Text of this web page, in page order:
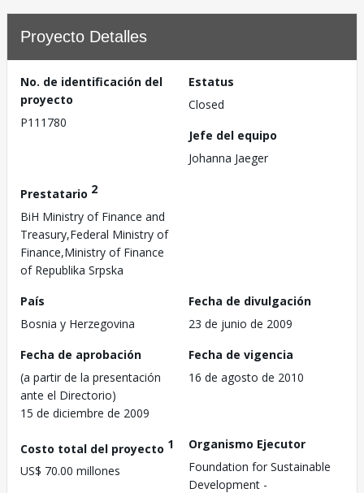
Proyecto Detalles
No. de identificación del
proyecto
P111780
Estatus
Closed
Jefe del equipo
Johanna Jaeger
Prestatario 2
BiH Ministry of Finance and
Treasury,Federal Ministry of
Finance,Ministry of Finance
of Republika Srpska
País
Bosnia y Herzegovina
Fecha de divulgación
23 de junio de 2009
Fecha de aprobación
(a partir de la presentación
ante el Directorio)
15 de diciembre de 2009
Fecha de vigencia
16 de agosto de 2010
Costo total del proyecto 1
US$ 70.00 millones
Organismo Ejecutor
Foundation for Sustainable
Development -